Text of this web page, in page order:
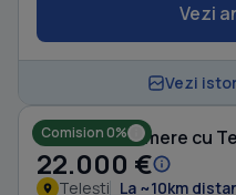
Vezi
Vezi
Comision 0%
Casă cu 4 camere cu
22.000 €
Telești La ~10km